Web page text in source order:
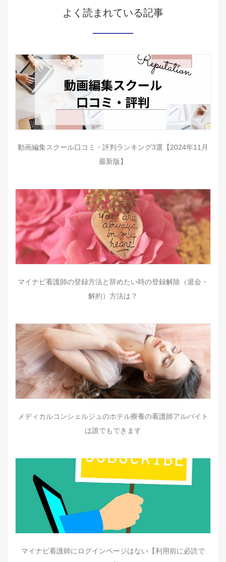
よく読まれている記事
動画編集スクール口コミ・評判ランキング3選【2024年11月
最新版】
マイナビ看護師の登録方法と辞めたい時の登録解除（退会・
解約）方法は？
メディカルコンシェルジュのホテル療養の看護師アルバイト
は誰でもできます
マイナビ看護師にログインページはない【利用前に必読で